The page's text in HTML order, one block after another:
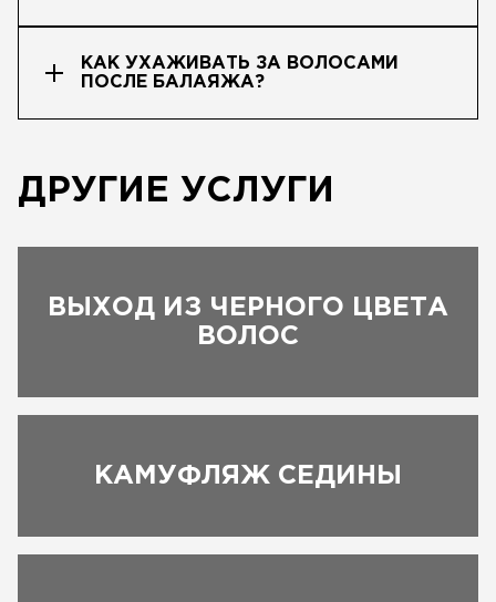
КАК УХАЖИВАТЬ ЗА ВОЛОСАМИ
ПОСЛЕ БАЛАЯЖА?
ДРУГИЕ УСЛУГИ
ВЫХОД ИЗ ЧЕРНОГО ЦВЕТА
ВОЛОС
КАМУФЛЯЖ СЕДИНЫ